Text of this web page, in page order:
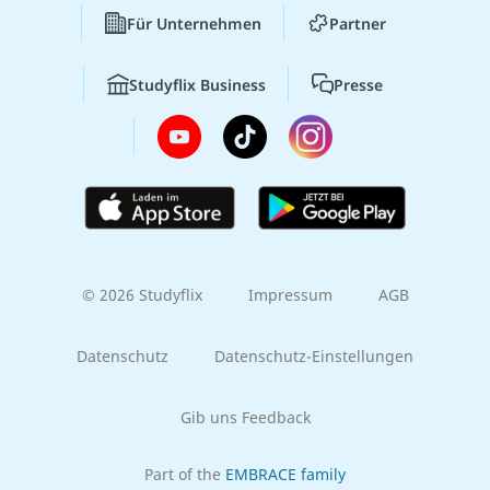
Für Unternehmen Partner
Studyflix Business Presse
© 2026 Studyflix Impressum AGB
Datenschutz Datenschutz-Einstellungen
Gib uns Feedback
Part of the EMBRACE family